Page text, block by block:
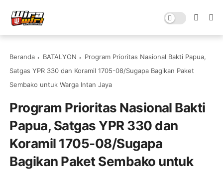
Beranda BATALYON
Program Prioritas Nasional Bakti Papua,
Satgas YPR 330 dan Koramil 1705-08/Sugapa Bagikan Paket
Sembako untuk Warga Intan Jaya
Program Prioritas Nasional Bakti
Papua, Satgas YPR 330 dan
Koramil 1705-08/Sugapa
Bagikan Paket Sembako untuk